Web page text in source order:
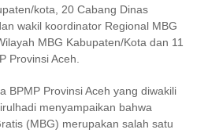
kota, 20 Cabang Dinas
wakil koordinator Regional MBG
MBG Kabupaten/Kota dan 11
Provinsi Aceh.
BPMP Provinsi Aceh yang diwakili
menyampaikan bahwa
(MBG) merupakan salah satu